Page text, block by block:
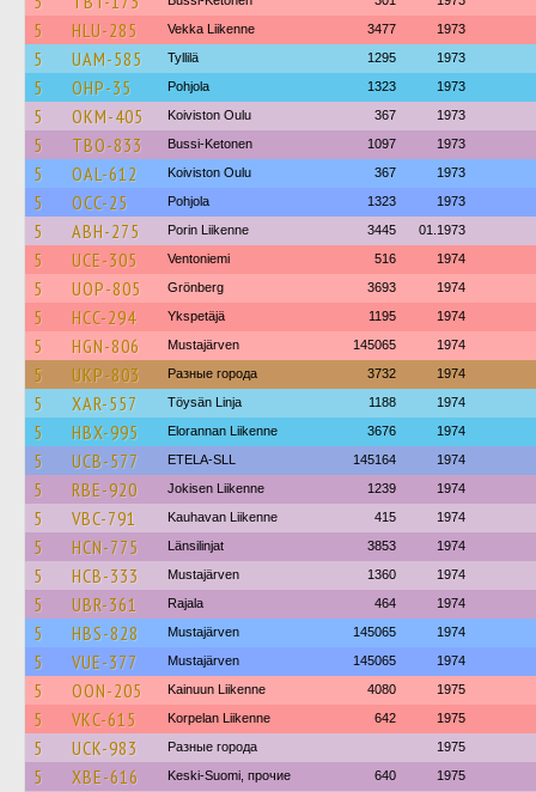
5 HLU-285 Vekka Liikenne 3477 1973
5 UAM-585 Tyllilä 1295 1973
5 OHP-35 Pohjola 1323 1973
5 OKM-405 Koiviston Oulu 367 1973
5 TBO-833 Bussi-Ketonen 1097 1973
5 OAL-612 Koiviston Oulu 367 1973
5 OCC-25 Pohjola 1323 1973
5 ABH-275 Porin Liikenne 3445 01.1973
5 UCE-305 Ventoniemi 516 1974
5 UOP-805 Grönberg 3693 1974
5 HCC-294 Ykspetäjä 1195 1974
5 HGN-806 Mustajärven 145065 1974
5 UKP-803 Разные города 3732 1974
5 XAR-557 Töysän Linja 1188 1974
5 HBX-995 Elorannan Liikenne 3676 1974
5 UCB-577 ETELA-SLL 145164 1974
5 RBE-920 Jokisen Liikenne 1239 1974
5 VBC-791 Kauhavan Liikenne 415 1974
5 HCN-775 Länsilinjat 3853 1974
5 HCB-333 Mustajärven 1360 1974
5 UBR-361 Rajala 464 1974
5 HBS-828 Mustajärven 145065 1974
5 VUE-377 Mustajärven 145065 1974
5 OON-205 Kainuun Liikenne 4080 1975
5 VKC-615 Korpelan Liikenne 642 1975
5 UCK-983 Разные города 1975
5 XBE-616 Keski-Suomi, прочие 640 1975